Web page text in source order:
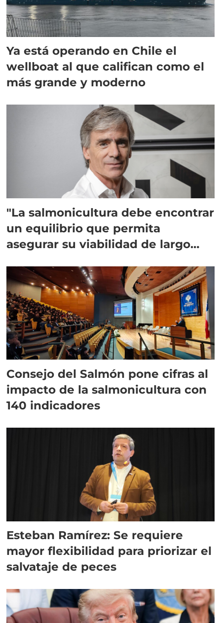
Ya está operando en Chile el
wellboat al que califican como el
más grande y moderno
"La salmonicultura debe encontrar
un equilibrio que permita
asegurar su viabilidad de largo
Consejo del Salmón pone cifras al
impacto de la salmonicultura con
140 indicadores
Esteban Ramírez: Se requiere
mayor flexibilidad para priorizar el
salvataje de peces